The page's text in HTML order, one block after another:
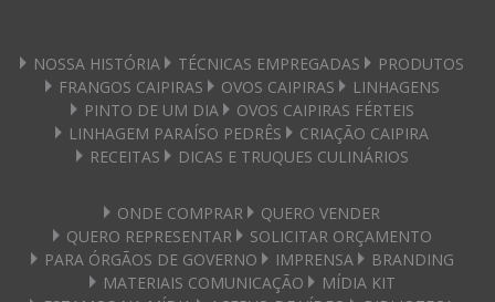
NOSSA HISTÓRIA TÉCNICAS EMPREGADAS
PRODUTOS
FRANGOS CAIPIRAS
OVOS CAIPIRAS
LINHAGENS
PINTO DE UM DIA
OVOS CAIPIRAS FÉRTEIS
LINHAGEM PARAÍSO PEDRÊS
CRIAÇÃO CAIPIRA
RECEITAS
DICAS E TRUQUES CULINÁRIOS
ONDE COMPRAR
QUERO VENDER
QUERO REPRESENTAR
SOLICITAR ORÇAMENTO
PARA ÓRGÃOS DE GOVERNO
IMPRENSA
BRANDING
MATERIAIS COMUNICAÇÃO
MÍDIA KIT